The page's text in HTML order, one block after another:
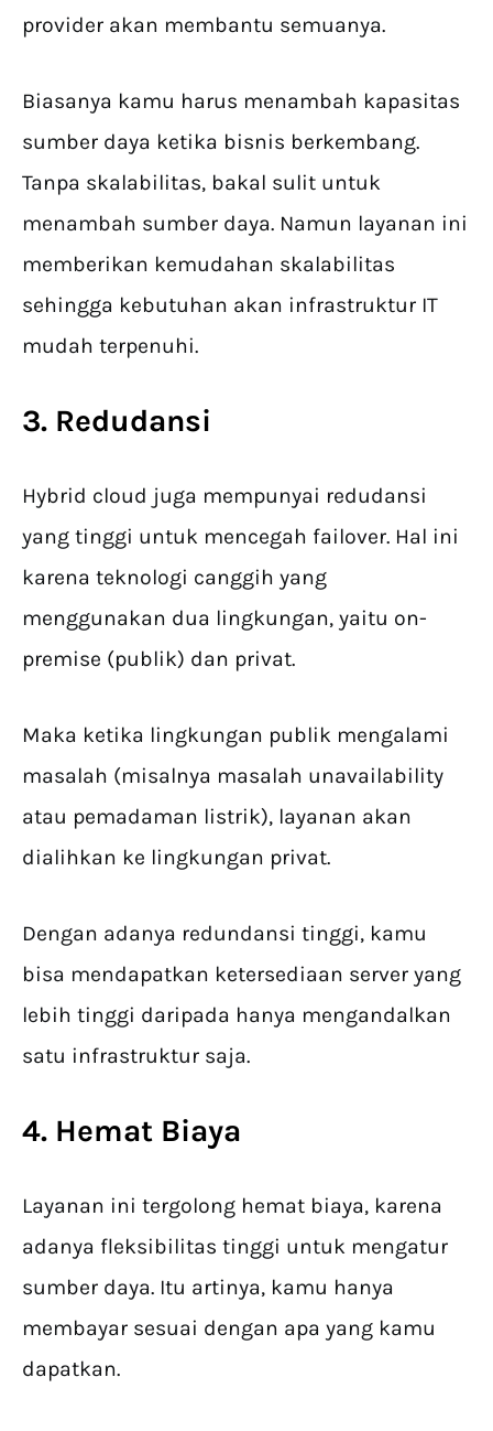
provider akan membantu semuanya.
Biasanya kamu harus menambah kapasitas
sumber daya ketika bisnis berkembang.
Tanpa skalabilitas, bakal sulit untuk
menambah sumber daya. Namun layanan ini
memberikan kemudahan skalabilitas
sehingga kebutuhan akan infrastruktur IT
mudah terpenuhi.
3. Redudansi
Hybrid cloud juga mempunyai redudansi
yang tinggi untuk mencegah failover. Hal ini
karena teknologi canggih yang
menggunakan dua lingkungan, yaitu on-
premise (publik) dan privat.
Maka ketika lingkungan publik mengalami
masalah (misalnya masalah unavailability
atau pemadaman listrik), layanan akan
dialihkan ke lingkungan privat.
Dengan adanya redundansi tinggi, kamu
bisa mendapatkan ketersediaan server yang
lebih tinggi daripada hanya mengandalkan
satu infrastruktur saja.
4. Hemat Biaya
Layanan ini tergolong hemat biaya, karena
adanya fleksibilitas tinggi untuk mengatur
sumber daya. Itu artinya, kamu hanya
membayar sesuai dengan apa yang kamu
dapatkan.